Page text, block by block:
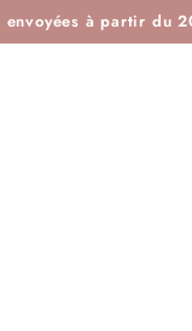
envoyées à partir du